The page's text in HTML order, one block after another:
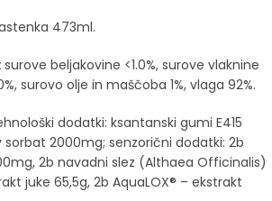
473ml.
surove beljakovine <1.0%, surove vlaknine
surovo olje in maščoba 1%, vlaga 92%.
dodatki: ksantanski gumi E415
sorbat 2000mg; senzorični dodatki: 2b
2b navadni slez (Althaea Officinalis)
juke 65,5g, 2b AquaLOX® – ekstrakt